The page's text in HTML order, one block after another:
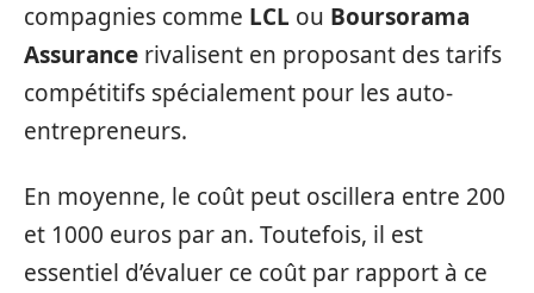
compagnies comme LCL ou Boursorama
Assurance rivalisent en proposant des tarifs
compétitifs spécialement pour les auto-
entrepreneurs.
En moyenne, le coût peut oscillera entre 200
et 1000 euros par an. Toutefois, il est
essentiel d’évaluer ce coût par rapport à ce